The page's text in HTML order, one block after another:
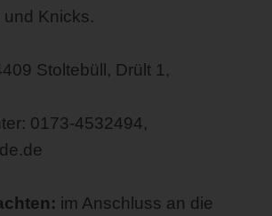
Knicks.
Stoltebüll, Drült 1,
0173-4532494,
im Anschluss an die